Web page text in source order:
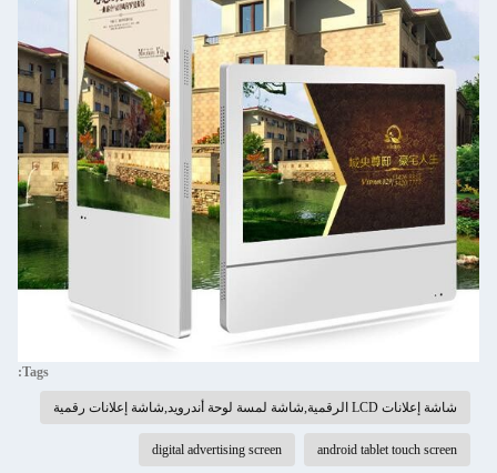
Tags:
شاشة إعلانات LCD الرقمية,شاشة لمسة لوحة أندرويد,شاشة إعلانات رقمية
android tablet touch screen
digital advertising screen